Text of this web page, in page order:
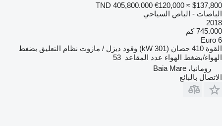
TND 405,800.000 €120,000 ≈ $137,800
الباصات - الباص السياحي
2018
745.000 كم
Euro 6
القوة 410 حصان (301 kW) وقود ديزل / مازوت نظام التعليق بضغط
الهواء/بضغط الهواء عدد المقاعد 53
رومانيا، Baia Mare
الاتصال بالبائع